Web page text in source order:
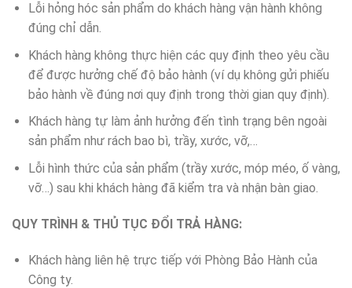
Lỗi hỏng hóc sản phẩm do khách hàng vận hành không
đúng chỉ dẫn.
Khách hàng không thực hiện các quy định theo yêu cầu
để được hưởng chế độ bảo hành (ví dụ không gửi phiếu
bảo hành về đúng nơi quy định trong thời gian quy định).
Khách hàng tự làm ảnh hưởng đến tình trạng bên ngoài
sản phẩm như rách bao bì, trầy, xước, vỡ,…
Lỗi hình thức của sản phẩm (trầy xước, móp méo, ố vàng,
vỡ…) sau khi khách hàng đã kiểm tra và nhận bàn giao.
QUY TRÌNH & THỦ TỤC ĐỔI TRẢ HÀNG:
Khách hàng liên hệ trực tiếp với Phòng Bảo Hành của
Công ty.